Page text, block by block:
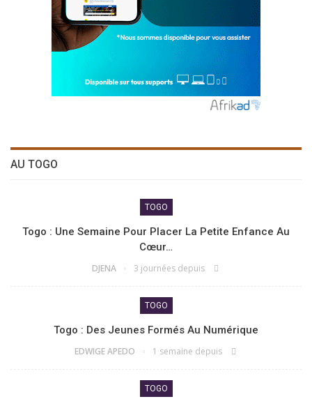
AU TOGO
TOGO
Togo : Une Semaine Pour Placer La Petite Enfance Au
Cœur…
DJENA 3 journées depuis
TOGO
Togo : Des Jeunes Formés Au Numérique
EDWIGE APEDO 1 semaine depuis
TOGO